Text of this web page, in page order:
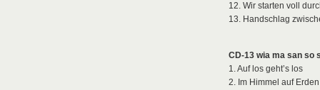
12. Wir starten voll
13. Handschlag
CD-13 wia ma san so
1. Auf los geht’s los
2. Im Himmel auf Erden